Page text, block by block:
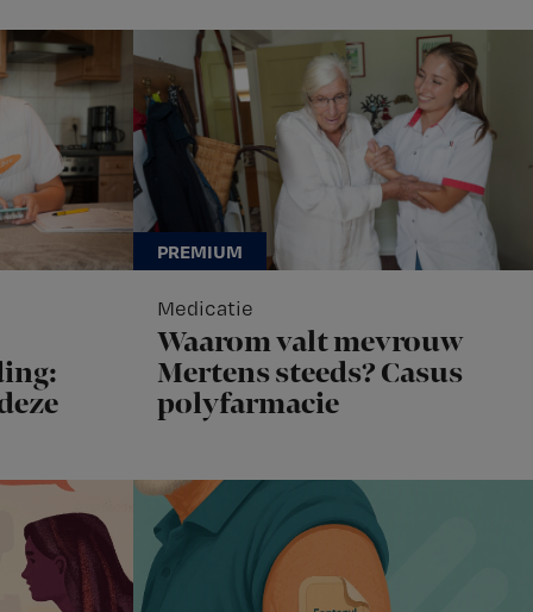
Medicatie
Waarom valt mevrouw
Mertens steeds? Casus
polyfarmacie